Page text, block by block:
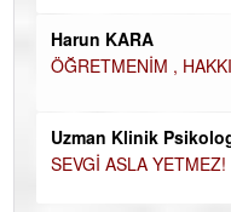
Harun KARA
ÖĞRETMENİM ,
Uzman Klinik
SEVGİ ASLA YETMEZ!